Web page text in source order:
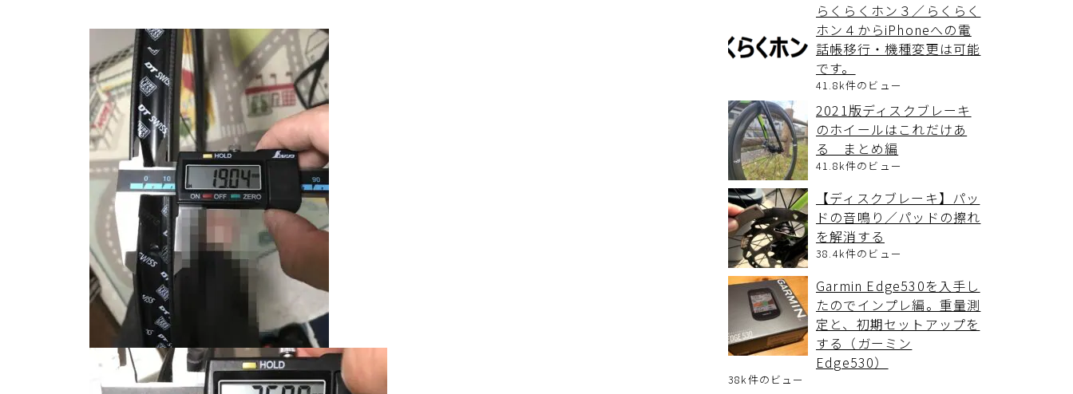
らくらくホン３／らくらく
ホン４からiPhoneへの電
話帳移行・機種変更は可能
です。
41.8k件のビュー
2021版ディスクブレーキ
のホイールはこれだけあ
る まとめ編
41.8k件のビュー
【ディスクブレーキ】パッ
ドの音鳴り／パッドの擦れ
を解消する
38.4k件のビュー
Garmin Edge530を入手し
たのでインプレ編。重量測
定と、初期セットアップを
する（ガーミン
Edge530）
38k件のビュー